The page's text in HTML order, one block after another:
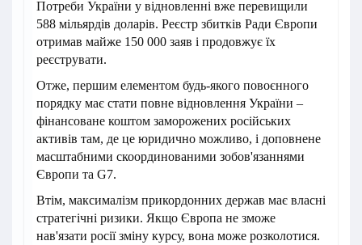
Потреби України у відновленні вже перевищили
588 мільярдів доларів. Реєстр збитків Ради Європи
отримав майже 150 000 заяв і продовжує їх
реєструвати.
Отже, першим елементом будь-якого повоєнного
порядку має стати повне відновлення України –
фінансоване коштом заморожених російських
активів там, де це юридично можливо, і доповнене
масштабними скоординованими зобов'язаннями
Європи та G7.
Втім, максималізм прикордонних держав має власні
стратегічні ризики. Якщо Європа не зможе
нав'язати росії зміну курсу, вона може розколотися.